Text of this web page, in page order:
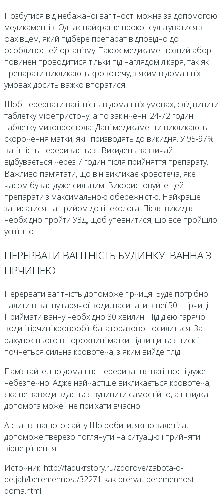
Позбутися від небажаної вагітності можна за допомогою
медикаментів. Однак найкраще проконсультуватися з
фахівцем, який підбере препарат відповідно до
особливостей організму. Також медикаментозний аборт
повинен проводитися тільки під наглядом лікаря, так як
препарати викликають кровотечу, з яким в домашніх
умовах досить важко впоратися.
Щоб перервати вагітність в домашніх умовах, слід випити
таблетку міфепристону, а по закінченні 24-72 годин
таблетку мизопростола. Дані медикаменти викликають
скорочення матки, які і призводять до викидня. У 95-97%
вагітність переривається. Викидень зазвичай
відбувається через 7 годин після прийняття препарату.
Важливо пам’ятати, що він викликає кровотеча, яке
часом буває дуже сильним. Використовуйте цей
препарати з максимальною обережністю. Найкраще
записатися на прийом до гінеколога. Після викидня
необхідно пройти УЗД, щоб упевнитися, що все пройшло
успішно.
ПЕРЕРВАТИ ВАГІТНІСТЬ БУДИНКУ: ВАННА З
ГІРЧИЦЕЮ
Перервати вагітність допоможе гірчиця. Буде потрібно
налити в ванну гарячої води, насипати в неї 50 г гірчиці.
Приймати ванну необхідно 30 хвилин. Під дією гарячої
води і гірчиці кровообіг багаторазово посилиться. За
рахунок цього в порожнині матки підвищиться тиск і
почнеться сильна кровотеча, з яким вийде плід.
Пам’ятайте, що домашнє переривання вагітності дуже
небезпечно. Адже найчастіше викликається кровотеча,
яка не завжди вдається зупинити самостійно, а швидка
допомога може і не приїхати вчасно.
А стаття нашого сайту Що робити, якщо залетіла,
допоможе тверезо поглянути на ситуацію і прийняти
вірне рішення.
Источник: http://faqukrstory.ru/zdorove/zabota-o-
detjah/beremennost/32271-kak-prervat-beremennost-
doma.html